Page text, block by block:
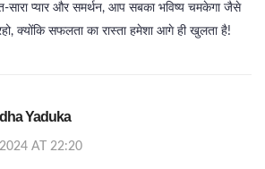
सारा प्यार और समर्थन, आप सबका भविष्य चमकेगा जैसे
क्योंकि सफलता का रास्ता हमेशा आगे ही खुलता है!
Yaduka
AT 22:20